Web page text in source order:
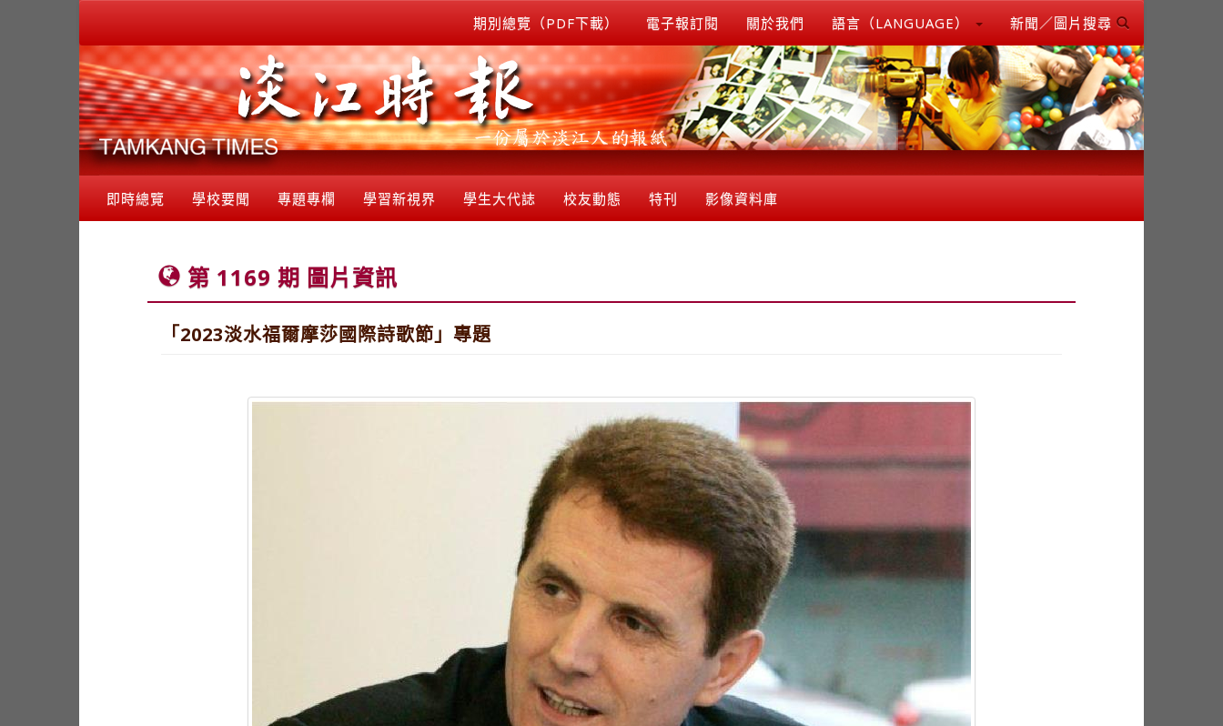
期別總覽（PDF下載） 電子報訂閱 關於我們 語言（LANGUAGE） 新聞／圖片搜尋
即時總覽 學校要聞 專題專欄 學習新視界 學生大代誌 校友動態 特刊 影像資料庫
第 1169 期 圖片資訊
「2023淡水福爾摩莎國際詩歌節」專題